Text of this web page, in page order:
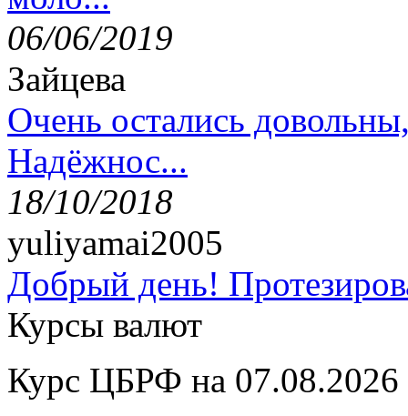
06/06/2019
Зайцева
Очень остались
Надёжнос...
18/10/2018
yuliyamai2005
Добрый день!
Курсы валют
Курс ЦБРФ на 07.08.2026